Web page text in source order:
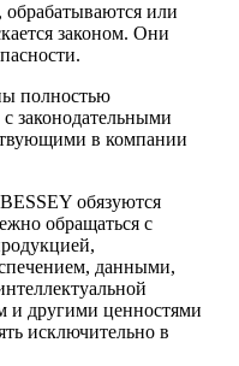
или
законом. Они
полностью
законодательными
в компании
обязуются
обращаться с
данными,
и другими ценностями
исключительно в